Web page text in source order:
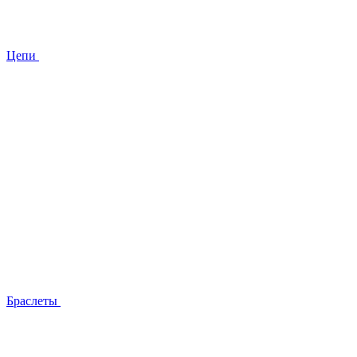
Цепи
Браслеты